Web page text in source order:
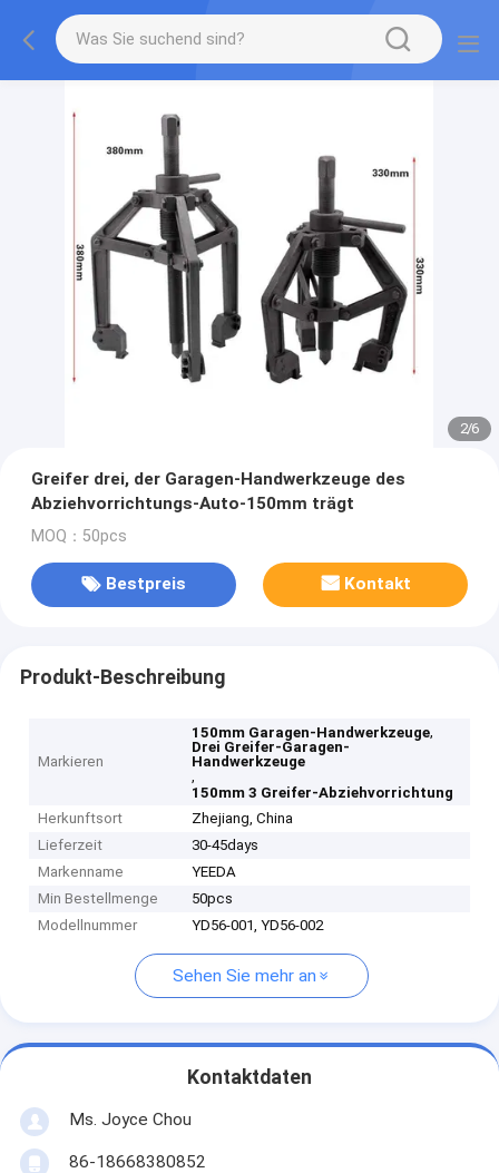
2/6
Greifer drei, der Garagen-Handwerkzeuge des
Abziehvorrichtungs-Auto-150mm trägt
MOQ：50pcs
Bestpreis Kontakt
Produkt-Beschreibung
Markieren
150mm Garagen-Handwerkzeuge,
Drei Greifer-Garagen-
Handwerkzeuge
,
150mm 3 Greifer-Abziehvorrichtung
Herkunftsort
Zhejiang, China
Lieferzeit
30-45days
Markenname
YEEDA
Min Bestellmenge
50pcs
Modellnummer
YD56-001, YD56-002
Sehen Sie mehr an
Kontaktdaten
Ms. Joyce Chou
86-18668380852